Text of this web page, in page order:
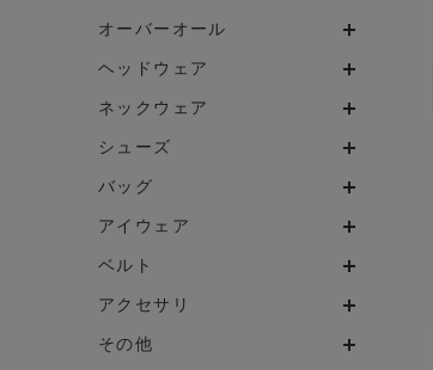
オーバーオール
ヘッドウェア
ネックウェア
シューズ
バッグ
アイウェア
ベルト
アクセサリ
その他